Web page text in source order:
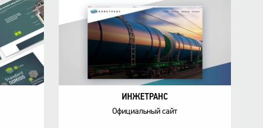
ИНЖЕТРАНС
Официальный сайт